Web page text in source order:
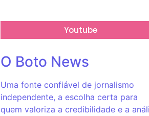
Youtube
O Boto News
Uma fonte confiável de jornalismo
independente, a escolha certa para
quem valoriza a credibilidade e a